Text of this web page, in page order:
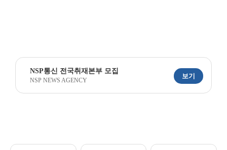
NSP통신 전국취재본부 모집
NSP NEWS AGENCY
보기